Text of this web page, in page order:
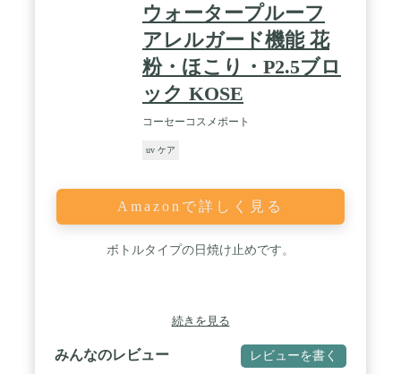
ウォータープルーフ
アレルガード機能 花
粉・ほこり・P2.5ブロ
ック KOSE
コーセーコスメポート
uv ケア
Amazonで詳しく見る
ボトルタイプの日焼け止めです。
続きを見る
みんなのレビュー レビューを書く